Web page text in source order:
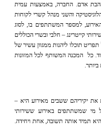
אדם. החברה, באמצעות עמית
והשני מנהל קשרי לקוחות
למספר המשתתפים בו, לסוג
קייטרינג – חלבי ובשרי הכוללים
תוכלו ליהנות ממגוון עשיר של
כל המכנה המשותף לכל המזונות
יקיריהם ששבים מאירוע היא –
שמשתתפים באירוע ששירותי
היא תמיד אותה תשובה, אחת ויחידה.